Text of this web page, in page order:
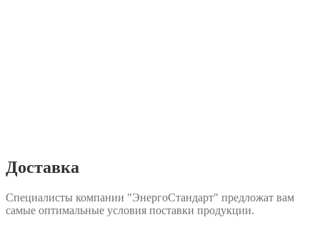
Доставка
Специалисты компании "ЭнергоСтандарт" предложат вам
самые оптимальные условия поставки продукции.